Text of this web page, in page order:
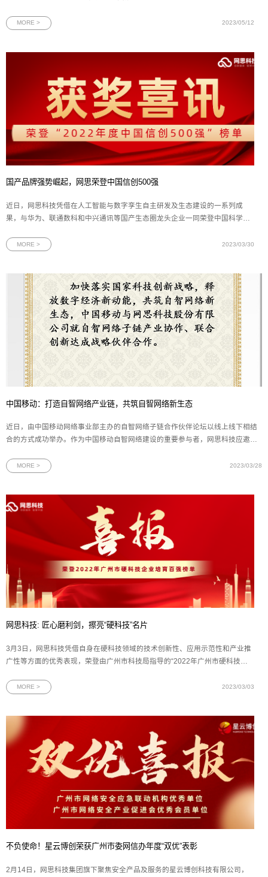
了官方的高度认可。图为ACE Program官网显示信息Oracle ACE项目作为
MORE > 2023/05/12
国产品牌强势崛起，网思荣登中国信创500强
近日，网思科技凭借在人工智能与数字孪生自主研发及生态建设的一系列成
果，与华为、联通数科和中兴通讯等国产生态圈龙头企业一同荣登中国科学院
2022中国信创500强榜单节选这是网思科技继去年入围“2022中国信创产业独
MORE > 2023/03/30
中国移动：打造自智网络产业链，共筑自智网络新生态
近日，由中国移动网络事业部主办的自智网络子链合作伙伴论坛以线上线下相结
合的方式成功举办。作为中国移动自智网络建设的重要参与者，网思科技应邀参
为中国移动与网思自智网络子链伙伴战略合作协议本次论坛以“打造自智网络产业
MORE > 2023/03/28
网思科技: 匠心磨利剑，擦亮“硬科技”名片
3月3日，网思科技凭借自身在硬科技领域的技术创新性、应用示范性和产业推
广性等方面的优秀表现，荣登由广州市科技局指导的“2022年广州市硬科技企
技局市管一级调研员李江、黄埔区领导智羽和广州金控基金管理有限公司董事
MORE > 2023/03/03
不负使命！星云博创荣获广州市委网信办年度“双优”表彰
2月14日，网思科技集团旗下聚焦安全产品及服务的星云博创科技有限公司，